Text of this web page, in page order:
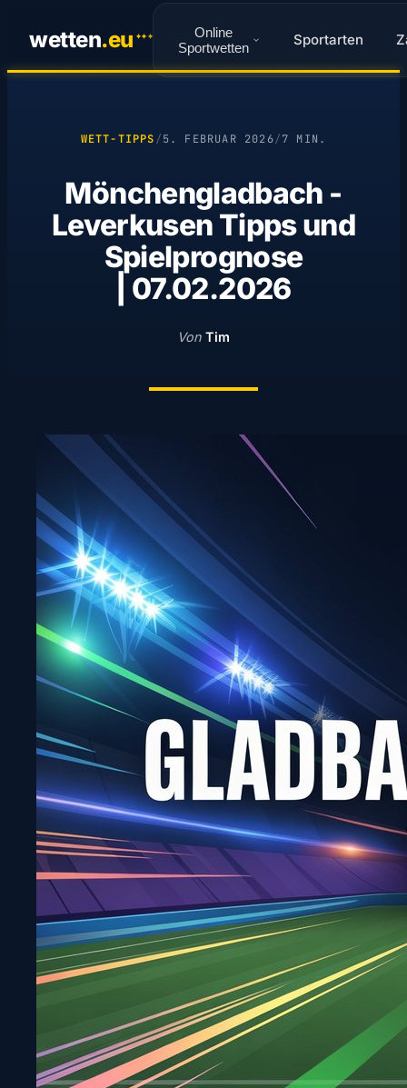
wetten.eu ✦✦ ✦
Online
Sportwetten
Sportarten
WETT-TIPPS/5. FEBRUAR 2026/7 MIN.
Mönchengladbach -
Leverkusen Tipps und
Spielprognose
| 07.02.2026
Von Tim